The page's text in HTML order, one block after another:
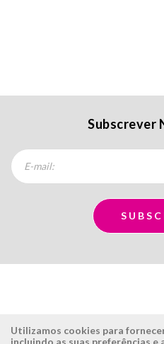
Subscrever
Utilizamos cookies para
incluindo as suas preferências e